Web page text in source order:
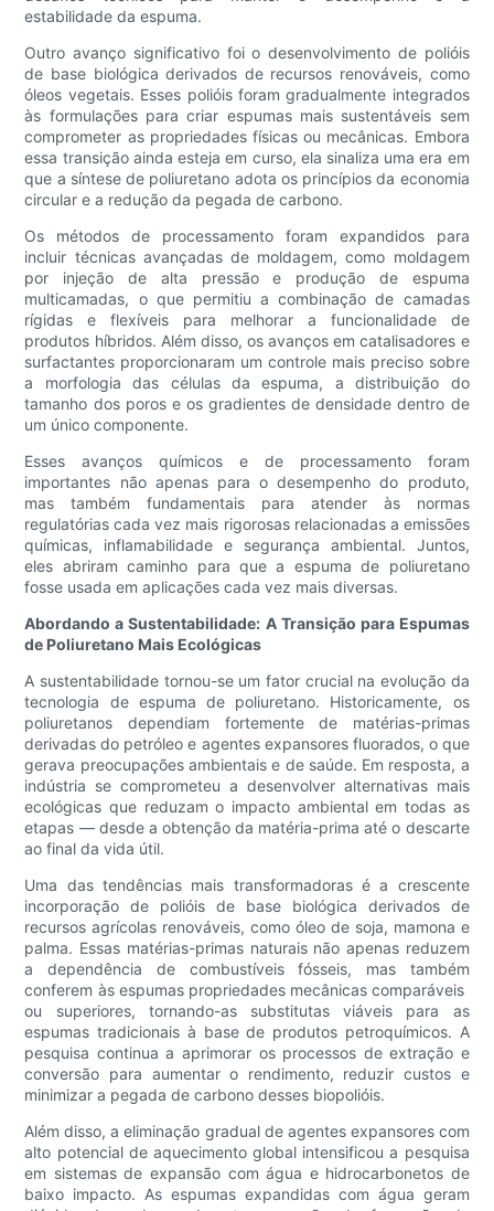
estabilidade da espuma.
Outro avanço significativo foi o desenvolvimento de polióis
de base biológica derivados de recursos renováveis, como
óleos vegetais. Esses polióis foram gradualmente integrados
às formulações para criar espumas mais sustentáveis ​​sem
comprometer as propriedades físicas ou mecânicas. Embora
essa transição ainda esteja em curso, ela sinaliza uma era em
que a síntese de poliuretano adota os princípios da economia
circular e a redução da pegada de carbono.
Os métodos de processamento foram expandidos para
incluir técnicas avançadas de moldagem, como moldagem
por injeção de alta pressão e produção de espuma
multicamadas, o que permitiu a combinação de camadas
rígidas e flexíveis para melhorar a funcionalidade de
produtos híbridos. Além disso, os avanços em catalisadores e
surfactantes proporcionaram um controle mais preciso sobre
a morfologia das células da espuma, a distribuição do
tamanho dos poros e os gradientes de densidade dentro de
um único componente.
Esses avanços químicos e de processamento foram
importantes não apenas para o desempenho do produto,
mas também fundamentais para atender às normas
regulatórias cada vez mais rigorosas relacionadas a emissões
químicas, inflamabilidade e segurança ambiental. Juntos,
eles abriram caminho para que a espuma de poliuretano
fosse usada em aplicações cada vez mais diversas.
Abordando a Sustentabilidade: A Transição para Espumas
de Poliuretano Mais Ecológicas
A sustentabilidade tornou-se um fator crucial na evolução da
tecnologia de espuma de poliuretano. Historicamente, os
poliuretanos dependiam fortemente de matérias-primas
derivadas do petróleo e agentes expansores fluorados, o que
gerava preocupações ambientais e de saúde. Em resposta, a
indústria se comprometeu a desenvolver alternativas mais
ecológicas que reduzam o impacto ambiental em todas as
etapas — desde a obtenção da matéria-prima até o descarte
ao final da vida útil.
Uma das tendências mais transformadoras é a crescente
incorporação de polióis de base biológica derivados de
recursos agrícolas renováveis, como óleo de soja, mamona e
palma. Essas matérias-primas naturais não apenas reduzem
a dependência de combustíveis fósseis, mas também
conferem às espumas propriedades mecânicas comparáveis ​​
ou superiores, tornando-as substitutas viáveis ​​para as
espumas tradicionais à base de produtos petroquímicos. A
pesquisa continua a aprimorar os processos de extração e
conversão para aumentar o rendimento, reduzir custos e
minimizar a pegada de carbono desses biopolióis.
Além disso, a eliminação gradual de agentes expansores com
alto potencial de aquecimento global intensificou a pesquisa
em sistemas de expansão com água e hidrocarbonetos de
baixo impacto. As espumas expandidas com água geram